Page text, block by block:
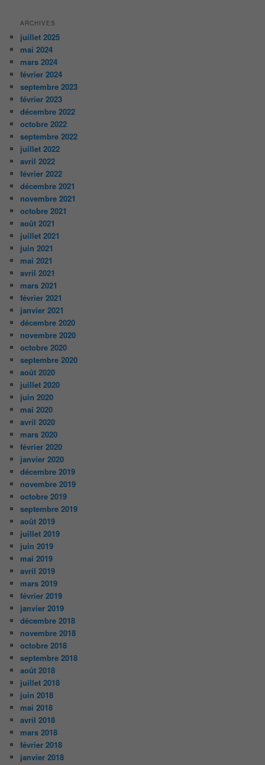
ARCHIVES
juillet 2025
mai 2024
mars 2024
février 2024
septembre 2023
février 2023
décembre 2022
octobre 2022
septembre 2022
juillet 2022
avril 2022
février 2022
décembre 2021
novembre 2021
octobre 2021
août 2021
juillet 2021
juin 2021
mai 2021
avril 2021
mars 2021
février 2021
janvier 2021
décembre 2020
novembre 2020
octobre 2020
septembre 2020
août 2020
juillet 2020
juin 2020
mai 2020
avril 2020
mars 2020
février 2020
janvier 2020
décembre 2019
novembre 2019
octobre 2019
septembre 2019
août 2019
juillet 2019
juin 2019
mai 2019
avril 2019
mars 2019
février 2019
janvier 2019
décembre 2018
novembre 2018
octobre 2018
septembre 2018
août 2018
juillet 2018
juin 2018
mai 2018
avril 2018
mars 2018
février 2018
janvier 2018